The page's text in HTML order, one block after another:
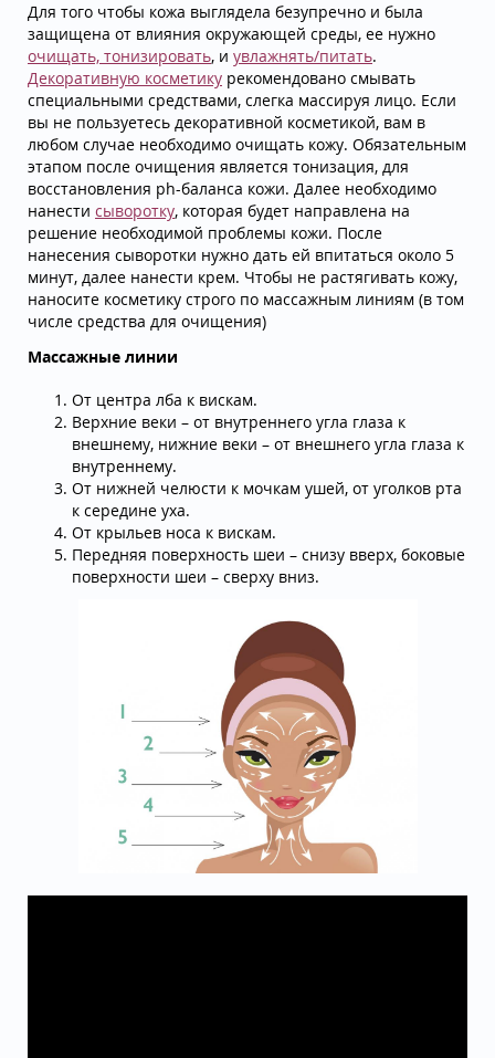
Для того чтобы кожа выглядела безупречно и была
защищена от влияния окружающей среды, ее нужно
очищать, тонизировать, и увлажнять/питать.
Декоративную косметику рекомендовано смывать
специальными средствами, слегка массируя лицо. Если
вы не пользуетесь декоративной косметикой, вам в
любом случае необходимо очищать кожу. Обязательным
этапом после очищения является тонизация, для
восстановления ph-баланса кожи. Далее необходимо
нанести сыворотку, которая будет направлена на
решение необходимой проблемы кожи. После
нанесения сыворотки нужно дать ей впитаться около 5
минут, далее нанести крем. Чтобы не растягивать кожу,
наносите косметику строго по массажным линиям (в том
числе средства для очищения)
Массажные линии
От центра лба к вискам.
Верхние веки – от внутреннего угла глаза к
внешнему, нижние веки – от внешнего угла глаза к
внутреннему.
От нижней челюсти к мочкам ушей, от уголков рта
к середине уха.
От крыльев носа к вискам.
Передняя поверхность шеи – снизу вверх, боковые
поверхности шеи – сверху вниз.